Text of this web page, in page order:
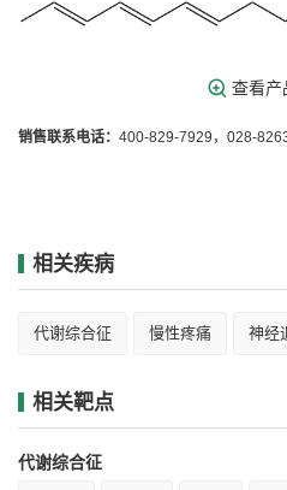
查看产
销售联系电话： 400-829-7929，028-
相关疾病
代谢综合征 慢性疼痛 神经
相关靶点
代谢综合征